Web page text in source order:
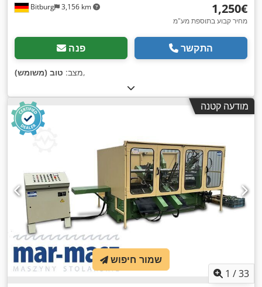
Bitburg 3,156 km ‏1,250 ‏€
מחיר קבוע בתוספת מע"מ
פנה התקשר
מצב: טוב (משומש) ,
מודעה קטנה
1 /33
שמור חיפוש